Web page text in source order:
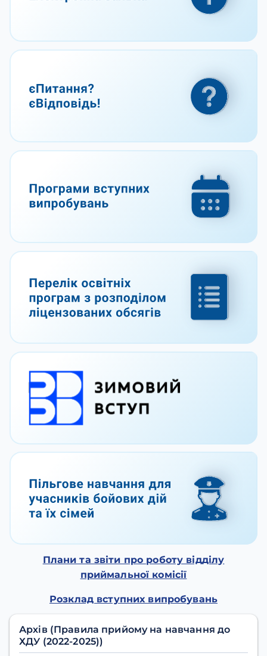
Плани та звіти про роботу відділу
приймальної комісії
Розклад вступних випробувань
Архів (Правила прийому на навчання до
ХДУ (2022-2025))